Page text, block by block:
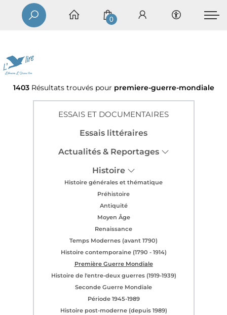
0
1403 Résultats trouvés pour premiere-guerre-mondiale
ESSAIS ET DOCUMENTAIRES
Essais littéraires
Actualités & Reportages
Histoire
Histoire générales et thématique
Préhistoire
Antiquité
Moyen Âge
Renaissance
Temps Modernes (avant 1790)
Histoire contemporaine (1790 - 1914)
Première Guerre Mondiale
Histoire de l'entre-deux guerres (1919-1939)
Seconde Guerre Mondiale
Période 1945-1989
Histoire post-moderne (depuis 1989)